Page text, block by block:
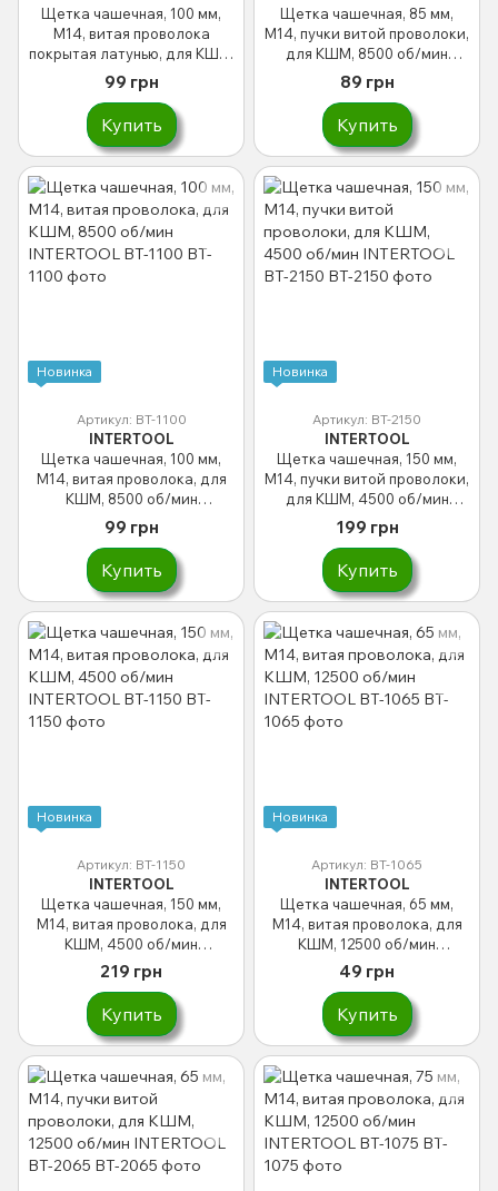
Щетка чашечная, 100 мм,
M14, витая проволока
покрытая латунью, для КШМ,
8500 об/мин INTERTOOL BT-
1101
99 грн
Купить
Щетка чашечная, 85 мм,
M14, пучки витой проволоки,
для КШМ, 8500 об/мин
INTERTOOL BT-2085
89 грн
Купить
Новинка
Артикул: BT-1100
INTERTOOL
Щетка чашечная, 100 мм,
M14, витая проволока, для
КШМ, 8500 об/мин
INTERTOOL BT-1100
99 грн
Купить
Новинка
Артикул: BT-2150
INTERTOOL
Щетка чашечная, 150 мм,
M14, пучки витой проволоки,
для КШМ, 4500 об/мин
INTERTOOL BT-2150
199 грн
Купить
Новинка
Артикул: BT-1150
INTERTOOL
Щетка чашечная, 150 мм,
M14, витая проволока, для
КШМ, 4500 об/мин
INTERTOOL BT-1150
219 грн
Купить
Новинка
Артикул: BT-1065
INTERTOOL
Щетка чашечная, 65 мм,
M14, витая проволока, для
КШМ, 12500 об/мин
INTERTOOL BT-1065
49 грн
Купить